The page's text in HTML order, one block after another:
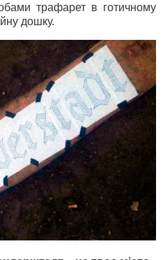
трафарет в готичному
дошку.